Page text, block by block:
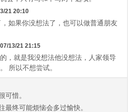
21 20:10
如果你没想法了，也可以做普通朋友
13/21 21:15
，就是我没想法他没想法，人家领导
所以不想尝试。
可惜。
最终可能烦恼会多过愉快。